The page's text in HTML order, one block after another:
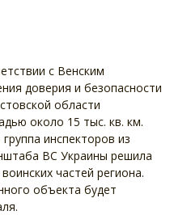
с Венским
доверия и безопасности
области
около 15 тыс. кв. км.
инспекторов из
ВС Украины решила
частей региона.
объекта будет